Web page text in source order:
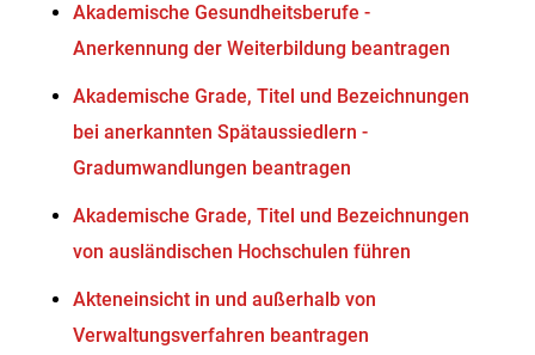
Akademische Gesundheitsberufe -
Anerkennung der Weiterbildung beantragen
Akademische Grade, Titel und Bezeichnungen
bei anerkannten Spätaussiedlern -
Gradumwandlungen beantragen
Akademische Grade, Titel und Bezeichnungen
von ausländischen Hochschulen führen
Akteneinsicht in und außerhalb von
Verwaltungsverfahren beantragen